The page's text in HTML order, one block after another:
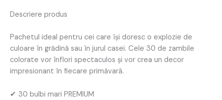
Descriere produs
Pachetul ideal pentru cei care își doresc o explozie de
culoare în grădină sau în jurul casei. Cele 30 de zambile
colorate vor înflori spectaculos și vor crea un decor
impresionant în fiecare primăvară.
✔ 30 bulbi mari PREMIUM